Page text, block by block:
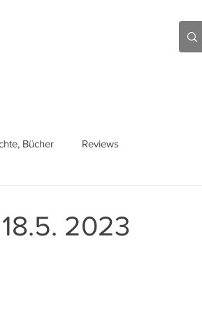
Bücher Reviews
2023